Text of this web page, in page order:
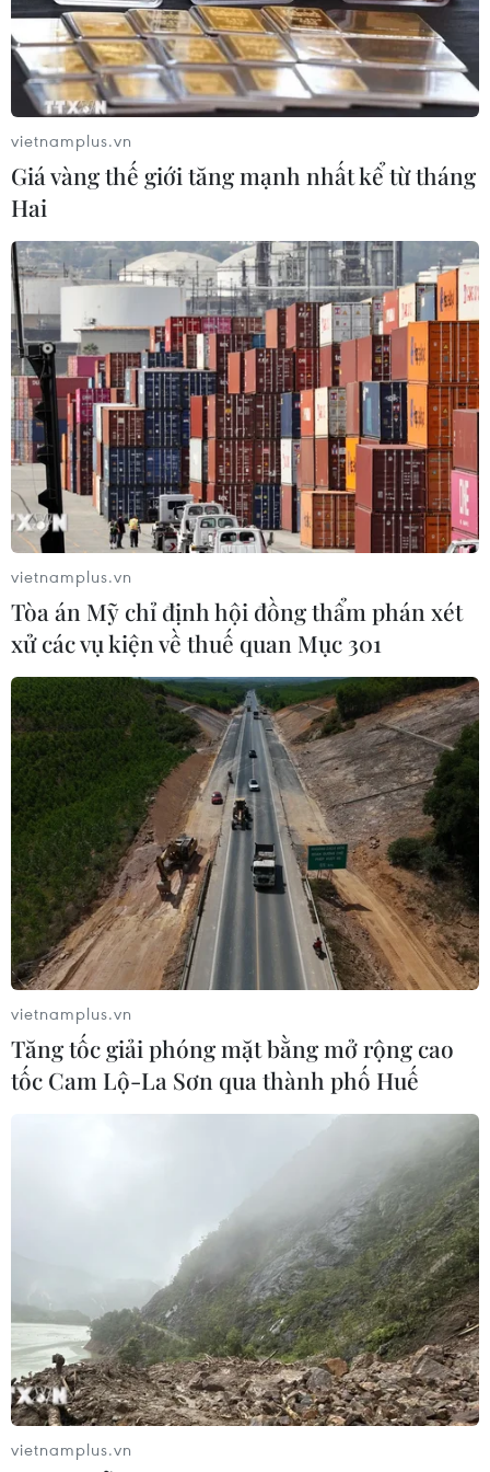
chịu sức ép chưa từng có
Futsal Việt Nam bất bại sau trận hòa
khó tin trước chủ nhà Thái Lan
06/08/2026 02:38
vietnamplus.vn
Giá vàng thế giới tăng mạnh nhất kể từ tháng
Hai
vietnamplus.vn
Tòa án Mỹ chỉ định hội đồng thẩm phán xét
xử các vụ kiện về thuế quan Mục 301
vietnamplus.vn
Tăng tốc giải phóng mặt bằng mở rộng cao
tốc Cam Lộ-La Sơn qua thành phố Huế
vietnamplus.vn